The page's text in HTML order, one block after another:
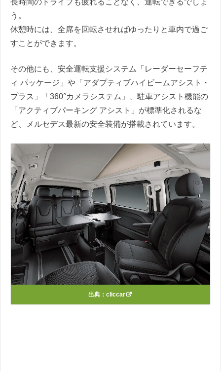
長時間のドライブも疲れることなく、運転できるでしょ
う。
休憩時には、全席を回転させればゆったりと車内で過ご
すことができます。
その他にも、安全運転支援システム「レーダーセーフテ
ィ パッケージ」や「アダプティブハイビームアシスト・
プラス」「360°カメラシステム」、駐車アシスト機能の
「アクティブパーキング アシスト」が標準化されるな
ど、メルセデス最新の安全装備が搭載されています。
出典： cliccar